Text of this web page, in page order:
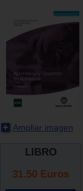
Ampliar imagen
LIBRO
31.50 Euros